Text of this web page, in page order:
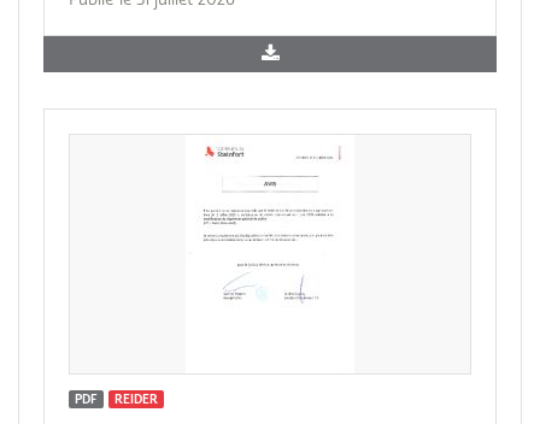
PDF REIDER